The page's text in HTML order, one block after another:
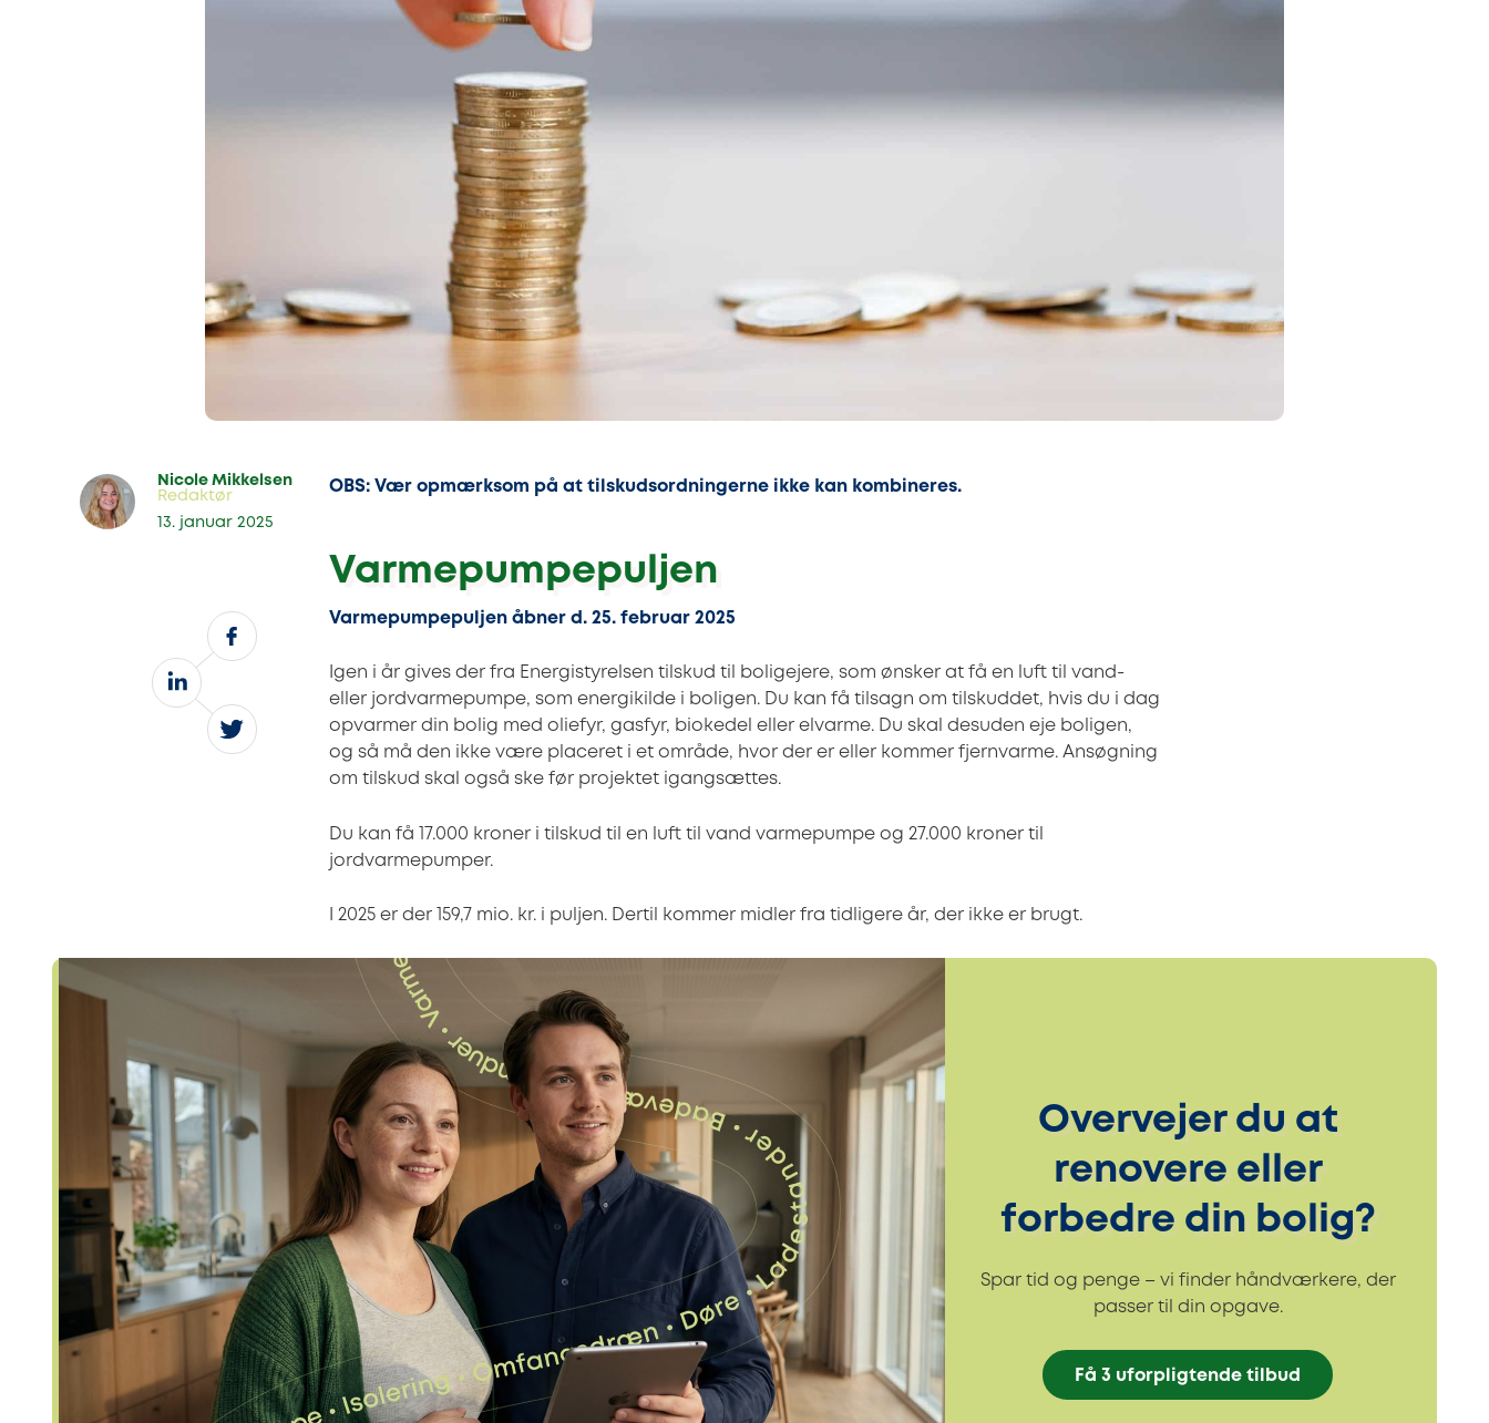
Nicole Mikkelsen
Redaktør
13. januar 2025
OBS: Vær opmærksom på at tilskudsordningerne ikke kan kombineres.
Varmepumpepuljen
Varmepumpepuljen åbner d. 25. februar 2025
Igen i år gives der fra Energistyrelsen tilskud til boligejere, som ønsker at få en luft til vand-
eller jordvarmepumpe, som energikilde i boligen. Du kan få tilsagn om tilskuddet, hvis du i dag
opvarmer din bolig med oliefyr, gasfyr, biokedel eller elvarme. Du skal desuden eje boligen,
og så må den ikke være placeret i et område, hvor der er eller kommer fjernvarme. Ansøgning
om tilskud skal også ske før projektet igangsættes.
Du kan få 17.000 kroner i tilskud til en luft til vand varmepumpe og 27.000 kroner til
jordvarmepumper.
I 2025 er der 159,7 mio. kr. i puljen. Dertil kommer midler fra tidligere år, der ikke er brugt.
Overvejer du at
renovere eller
forbedre din bolig?
Spar tid og penge – vi finder håndværkere, der
passer til din opgave.
Få 3 uforpligtende tilbud